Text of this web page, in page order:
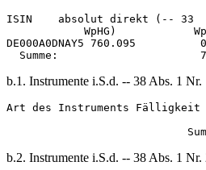
ISIN    absolut direkt (-- 33
WpHG)
DE000A0DNAY5 760.095
b.1. Instrumente i.S.d. -- 38 Abs. 1
Art des Instruments Fälligkeit
b.2. Instrumente i.S.d. -- 38 Abs. 1